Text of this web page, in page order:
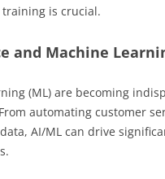
is crucial.
and Machine
(ML) are becoming
automating customer
AI/ML can drive